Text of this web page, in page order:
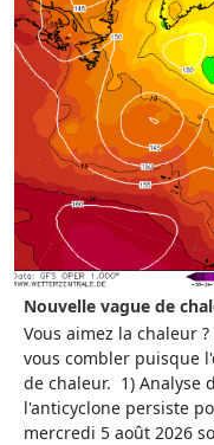
Nouvelle vague de
Vous aimez la chaleur
vous combler puisque
de chaleur. 1) Analyse
l'anticyclone persiste
mercredi 5 août 2026